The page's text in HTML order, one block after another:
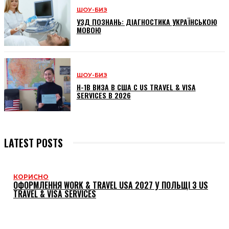
ШОУ-БИЗ
УЗД ПОЗНАНЬ: ДІАГНОСТИКА УКРАЇНСЬКОЮ
МОВОЮ
ШОУ-БИЗ
H-1B ВИЗА В США С US TRAVEL & VISA
SERVICES В 2026
LATEST POSTS
КОРИСНО
ОФОРМЛЕННЯ WORK & TRAVEL USA 2027 У ПОЛЬЩІ З US
TRAVEL & VISA SERVICES